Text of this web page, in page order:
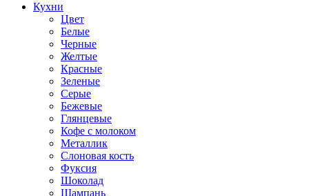
Кухни
Цвет
Белые
Черные
Желтые
Красные
Зеленые
Серые
Бежевые
Глянцевые
Кофе с молоком
Металлик
Слоновая кость
Фуксия
Шоколад
Шампань